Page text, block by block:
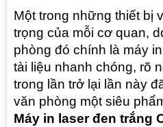
Một trong những thiết bị
trọng của mỗi cơ quan,
phòng đó chính là máy
tài liệu nhanh chóng, rõ
trong lần trở lại lần này
Máy in laser đen trắng